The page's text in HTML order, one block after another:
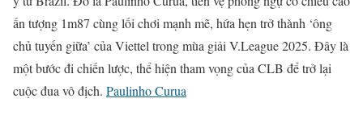
ấn tượng 1m87 cùng lối chơi mạnh mẽ, hứa hẹn trở thành ‘ông
chủ tuyến giữa’ của Viettel trong mùa giải V.League 2025. Đây là
một bước đi chiến lược, thể hiện tham vọng của CLB để trở lại
cuộc đua vô địch. Paulinho Curua